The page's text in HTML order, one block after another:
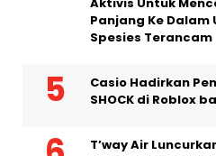
NABR: Untuk
Perikanan dan
Aktivis Untuk
Spesies Terancam
SHOCK di Roblox